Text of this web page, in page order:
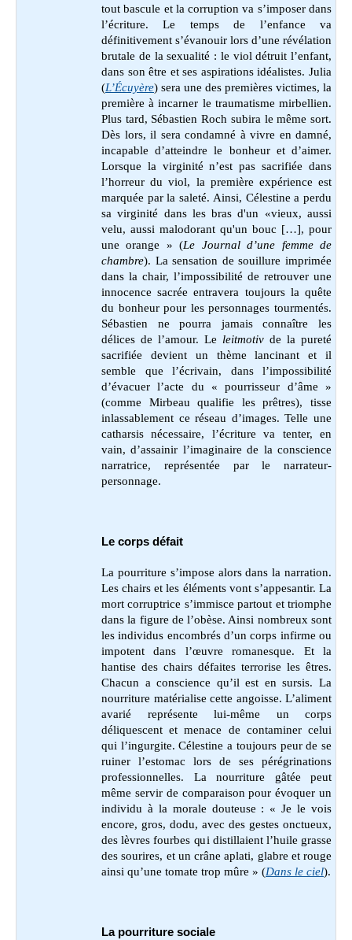
tout bascule et la corruption va s’imposer dans
l’écriture. Le temps de l’enfance va
définitivement s’évanouir lors d’une révélation
brutale de la sexualité : le viol détruit l’enfant,
dans son être et ses aspirations idéalistes. Julia
(L’Écuyère) sera une des premières victimes, la
première à incarner le traumatisme mirbellien.
Plus tard, Sébastien Roch subira le même sort.
Dès lors, il sera condamné à vivre en damné,
incapable d’atteindre le bonheur et d’aimer.
Lorsque la virginité n’est pas sacrifiée dans
l’horreur du viol, la première expérience est
marquée par la saleté. Ainsi, Célestine a perdu
sa virginité dans les bras d'un «vieux, aussi
velu, aussi malodorant qu'un bouc […], pour
une orange » (Le Journal d’une femme de
chambre). La sensation de souillure imprimée
dans la chair, l’impossibilité de retrouver une
innocence sacrée entravera toujours la quête
du bonheur pour les personnages tourmentés.
Sébastien ne pourra jamais connaître les
délices de l’amour. Le leitmotiv de la pureté
sacrifiée devient un thème lancinant et il
semble que l’écrivain, dans l’impossibilité
d’évacuer l’acte du « pourrisseur d’âme »
(comme Mirbeau qualifie les prêtres), tisse
inlassablement ce réseau d’images. Telle une
catharsis nécessaire, l’écriture va tenter, en
vain, d’assainir l’imaginaire de la conscience
narratrice, représentée par le narrateur-
personnage.
Le corps défait
La pourriture s’impose alors dans la narration.
Les chairs et les éléments vont s’appesantir. La
mort corruptrice s’immisce partout et triomphe
dans la figure de l’obèse. Ainsi nombreux sont
les individus encombrés d’un corps infirme ou
impotent dans l’œuvre romanesque. Et la
hantise des chairs défaites terrorise les êtres.
Chacun a conscience qu’il est en sursis. La
nourriture matérialise cette angoisse. L’aliment
avarié représente lui-même un corps
déliquescent et menace de contaminer celui
qui l’ingurgite. Célestine a toujours peur de se
ruiner l’estomac lors de ses pérégrinations
professionnelles. La nourriture gâtée peut
même servir de comparaison pour évoquer un
individu à la morale douteuse : « Je le vois
encore, gros, dodu, avec des gestes onctueux,
des lèvres fourbes qui distillaient l’huile grasse
des sourires, et un crâne aplati, glabre et rouge
ainsi qu’une tomate trop mûre » (Dans le ciel).
La pourriture sociale